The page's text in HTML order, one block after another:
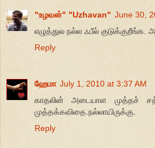
"உழவன்" "Uzhavan" June 30,
எழுத்துல நல்ல ஃபீல் குடுக்குறீங்க.
Reply
ஹேமா July 1, 2010 at 3:37 AM
காதலின் அடையாள முத்தச்
முத்தக்கவிதை.நல்லாயிருக்கு.
Reply